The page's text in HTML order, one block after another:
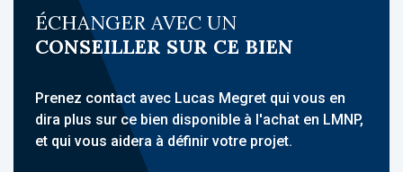
Alençon, à proximité des commerces, des
services du quotidien et du centre-ville. Elle
accueille une clientèle senior et propose des
hébergements meublés avec services para-
hôteliers.
Sa localisation à proximité de la gare
d'Alençon, des transports et des principaux
ÉCHANGER AVEC UN
CONSEILLER SUR CE BIEN
Prenez contact avec Lucas Megret qui vous en
dira plus sur ce bien disponible à l'achat en LMNP,
et qui vous aidera à définir votre projet.